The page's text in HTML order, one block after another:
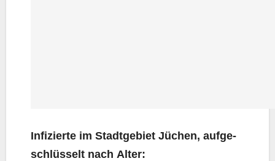
Infi­zier­te im Stadt­ge­biet Jüchen, auf­ge­
schlüs­selt nach Alter: